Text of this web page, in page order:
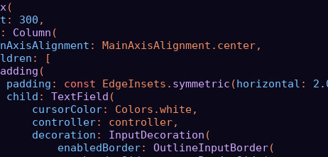
(
: 300 ,
: Column (
: MainAxisAlignment.center,
: [
(
padding : const EdgeInsets. symmetric (horizontal :
child : TextField (
cursorColor: Colors.white,
controller: controller,
decoration : InputDecoration (
enabledBorder: OutlineInputBorder(